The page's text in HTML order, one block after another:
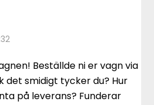
Beställde ni er vagn via
det smidigt tycker du? Hur
på leverans? Funderar